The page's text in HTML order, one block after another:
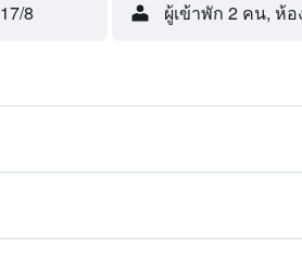
8 ผู้เข้าพัก 2 คน, ห้อ